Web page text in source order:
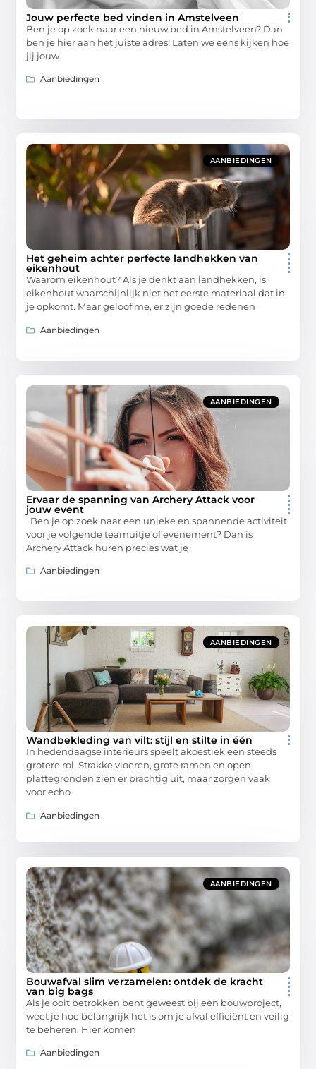
Jouw perfecte bed vinden in Amstelveen
Ben je op zoek naar een nieuw bed in Amstelveen? Dan
ben je hier aan het juiste adres! Laten we eens kijken hoe
jij jouw
Aanbiedingen
AANBIEDINGEN
Het geheim achter perfecte landhekken van
eikenhout
Waarom eikenhout? Als je denkt aan landhekken, is
eikenhout waarschijnlijk niet het eerste materiaal dat in
je opkomt. Maar geloof me, er zijn goede redenen
Aanbiedingen
AANBIEDINGEN
Ervaar de spanning van Archery Attack voor
jouw event
Ben je op zoek naar een unieke en spannende activiteit
voor je volgende teamuitje of evenement? Dan is
Archery Attack huren precies wat je
Aanbiedingen
AANBIEDINGEN
Wandbekleding van vilt: stijl en stilte in één
In hedendaagse interieurs speelt akoestiek een steeds
grotere rol. Strakke vloeren, grote ramen en open
plattegronden zien er prachtig uit, maar zorgen vaak
voor echo
Aanbiedingen
AANBIEDINGEN
Bouwafval slim verzamelen: ontdek de kracht
van big bags
Als je ooit betrokken bent geweest bij een bouwproject,
weet je hoe belangrijk het is om je afval efficiënt en veilig
te beheren. Hier komen
Aanbiedingen